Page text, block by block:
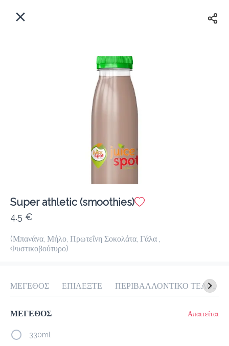
Coffeebrands Πανεπιστιμίου 30
προ-παραγγελία • Κριτικές
Super athletic (smoothies)
4.5 €
(Μπανάνα, Μήλο, Πρωτεΐνη Σοκολάτα, Γάλα ,
Φυστικοβούτυρο)
ΜΕΓΕΘΟΣ ΕΠΙΛΕΞΤΕ ΠΕΡΙΒΑΛΛΟΝΤΙΚΟ ΤΕΛΟΣ ΠΛΑΣΤΙΚΟΥ 0.10€
ΜΕΓΕΘΟΣ Απαιτείται
330ml